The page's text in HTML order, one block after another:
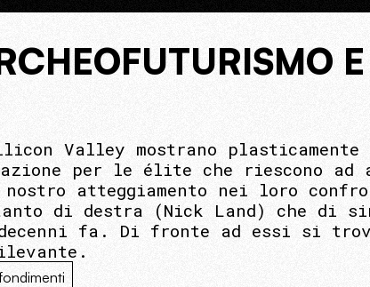
E
Valley mostrano plasticamente
per le élite che riescono ad
atteggiamento nei loro
di destra (Nick Land) che di
fa. Di fronte ad essi si